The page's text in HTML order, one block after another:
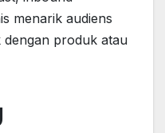
menarik audiens
produk atau